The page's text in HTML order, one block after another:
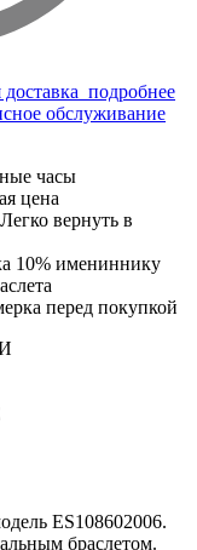
подробнее
обслуживание
часы
цена
Легко вернуть в
10% имениннику
перед покупкой
ES108602006.
браслетом.